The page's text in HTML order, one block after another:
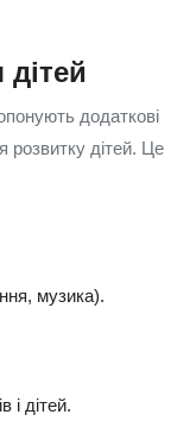
додаткові
розвитку дітей. Це
музика).
і дітей.